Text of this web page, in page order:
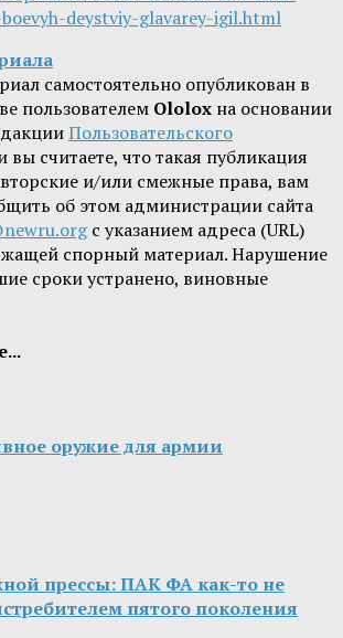
deystviy-glavarey-igil.html
самостоятельно опубликован в
пользователем Ololox на основании
Пользовательского
вы считаете, что такая публикация
и/или смежные права, вам
об этом администрации сайта
с указанием адреса (URL)
спорный материал. Нарушение
сроки устранено, виновные
оружие для армии
прессы: ПАК ФА как-то не
пятого поколения